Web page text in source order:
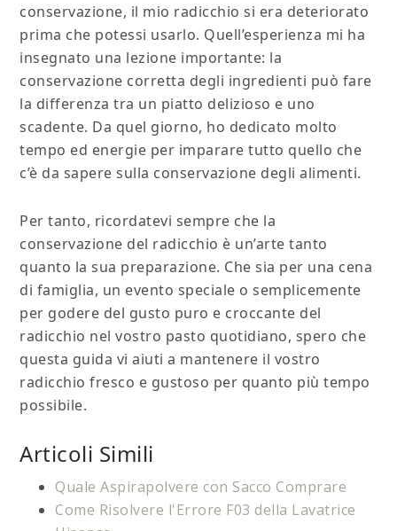
conservazione, il mio radicchio si era deteriorato
prima che potessi usarlo. Quell’esperienza mi ha
insegnato una lezione importante: la
conservazione corretta degli ingredienti può fare
la differenza tra un piatto delizioso e uno
scadente. Da quel giorno, ho dedicato molto
tempo ed energie per imparare tutto quello che
c’è da sapere sulla conservazione degli alimenti.
Per tanto, ricordatevi sempre che la
conservazione del radicchio è un’arte tanto
quanto la sua preparazione. Che sia per una cena
di famiglia, un evento speciale o semplicemente
per godere del gusto puro e croccante del
radicchio nel vostro pasto quotidiano, spero che
questa guida vi aiuti a mantenere il vostro
radicchio fresco e gustoso per quanto più tempo
possibile.
Articoli Simili
Quale Aspirapolvere con Sacco Comprare
Come Risolvere l'Errore F03 della Lavatrice